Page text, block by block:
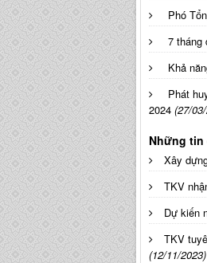
Phó
7 tháng
Khả
Phát
2024 (27/
Những
Xây
TKV
Dự kiến
TKV
(12/11/2023)